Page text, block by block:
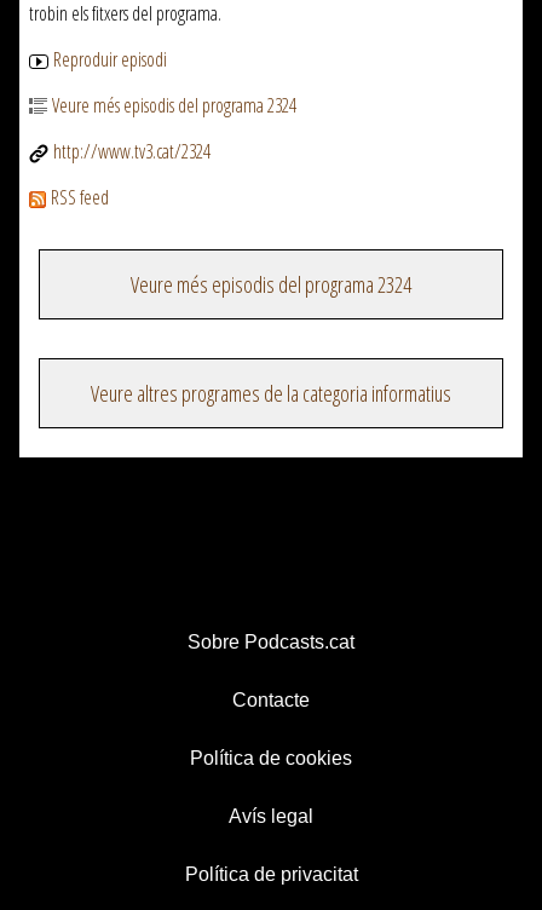
trobin els fitxers del programa.
Reproduir episodi
Veure més episodis del programa 2324
http://www.tv3.cat/2324
RSS feed
Veure més episodis del programa 2324
Veure altres programes de la categoria informatius
Sobre Podcasts.cat
Contacte
Política de cookies
Avís legal
Política de privacitat